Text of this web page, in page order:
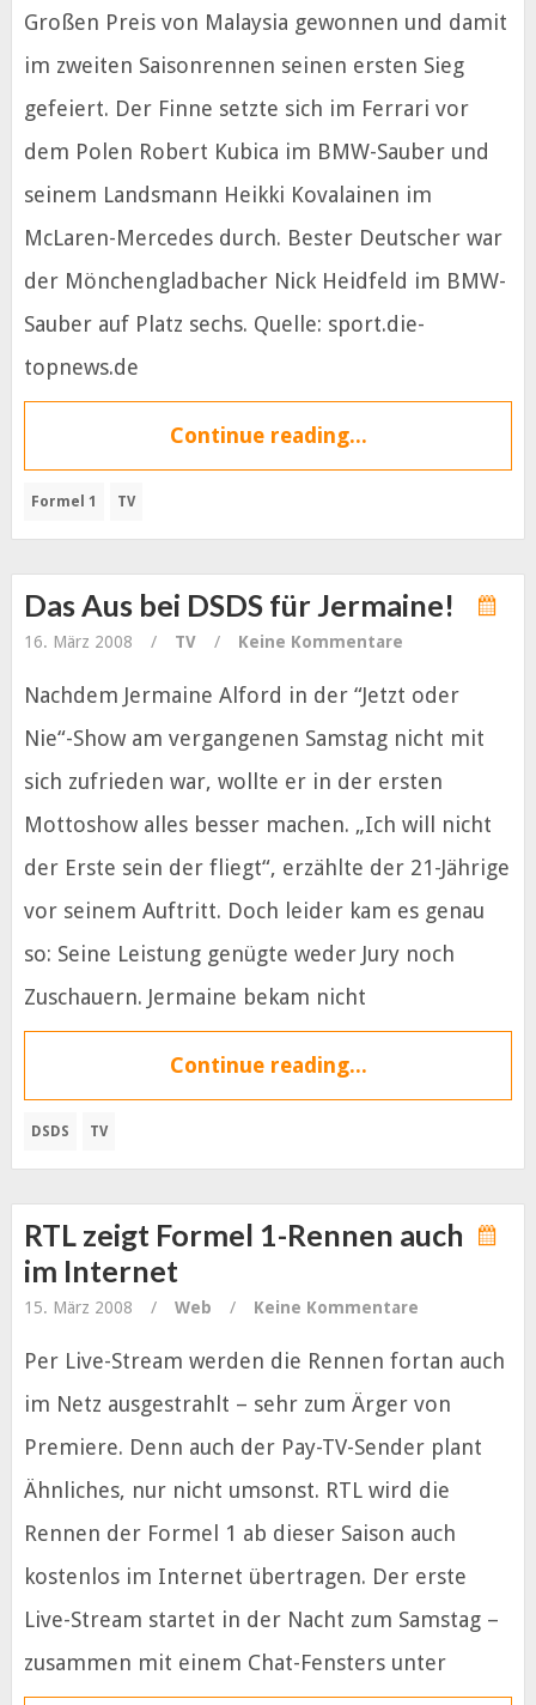
Großen Preis von Malaysia gewonnen und damit
im zweiten Saisonrennen seinen ersten Sieg
gefeiert. Der Finne setzte sich im Ferrari vor
dem Polen Robert Kubica im BMW-Sauber und
seinem Landsmann Heikki Kovalainen im
McLaren-Mercedes durch. Bester Deutscher war
der Mönchengladbacher Nick Heidfeld im BMW-
Sauber auf Platz sechs. Quelle: sport.die-
topnews.de
Continue reading...
Formel 1 TV
Das Aus bei DSDS für Jermaine!
16. März 2008 / TV / Keine Kommentare
Nachdem Jermaine Alford in der “Jetzt oder
Nie“-Show am vergangenen Samstag nicht mit
sich zufrieden war, wollte er in der ersten
Mottoshow alles besser machen. „Ich will nicht
der Erste sein der fliegt“, erzählte der 21-Jährige
vor seinem Auftritt. Doch leider kam es genau
so: Seine Leistung genügte weder Jury noch
Zuschauern. Jermaine bekam nicht
Continue reading...
DSDS TV
RTL zeigt Formel 1-Rennen auch
im Internet
15. März 2008 / Web / Keine Kommentare
Per Live-Stream werden die Rennen fortan auch
im Netz ausgestrahlt – sehr zum Ärger von
Premiere. Denn auch der Pay-TV-Sender plant
Ähnliches, nur nicht umsonst. RTL wird die
Rennen der Formel 1 ab dieser Saison auch
kostenlos im Internet übertragen. Der erste
Live-Stream startet in der Nacht zum Samstag –
zusammen mit einem Chat-Fensters unter